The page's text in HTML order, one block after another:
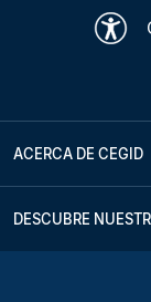
ACERCA DE CEGID
DESCUBRE